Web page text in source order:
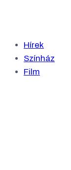
Hírek
Színház
Film